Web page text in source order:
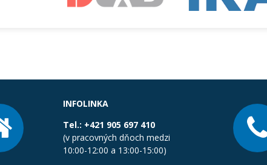
INFOLINKA
Tel.: +421 905 697 410
(v pracovných dňoch medzi
10:00-12:00 a 13:00-15:00)